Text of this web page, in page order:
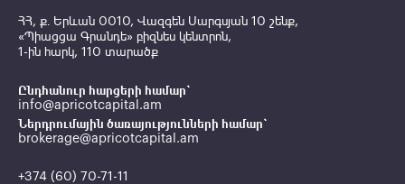
ՀՀ, ք․ Երևան 0010, Վազգեն Սարգսյան 10 շենք,
«Պիացցա Գրանդե» բիզնես կենտրոն,
1-ին հարկ, 110 տարածք
Ընդհանուր հարցերի համար`
info@apricotcapital.am
Ներդրումային ծառայությունների համար`
brokerage@apricotcapital.am
+374 (60) 70-71-11